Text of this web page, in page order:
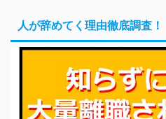
人が辞めてく理由徹底調査！